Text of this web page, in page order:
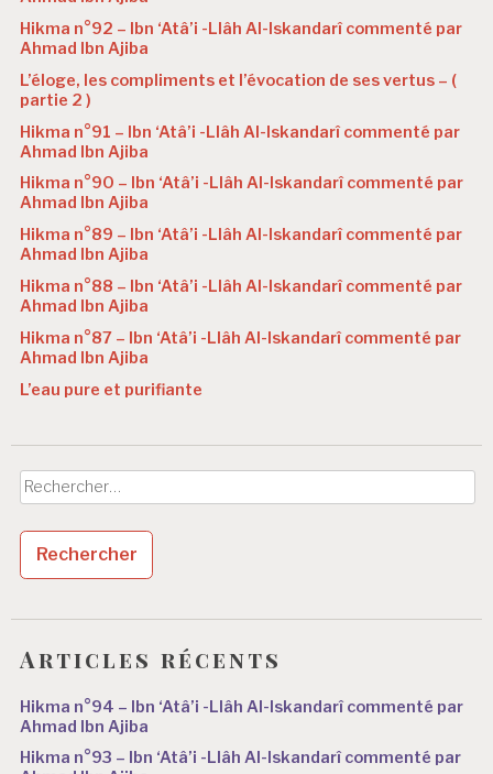
Hikma n°92 – Ibn ‘Atâ’i -Llâh Al-Iskandarî commenté par
Ahmad Ibn Ajiba
L’éloge, les compliments et l’évocation de ses vertus – (
partie 2 )
Hikma n°91 – Ibn ‘Atâ’i -Llâh Al-Iskandarî commenté par
Ahmad Ibn Ajiba
Hikma n°90 – Ibn ‘Atâ’i -Llâh Al-Iskandarî commenté par
Ahmad Ibn Ajiba
Hikma n°89 – Ibn ‘Atâ’i -Llâh Al-Iskandarî commenté par
Ahmad Ibn Ajiba
Hikma n°88 – Ibn ‘Atâ’i -Llâh Al-Iskandarî commenté par
Ahmad Ibn Ajiba
Hikma n°87 – Ibn ‘Atâ’i -Llâh Al-Iskandarî commenté par
Ahmad Ibn Ajiba
L’eau pure et purifiante
Rechercher :
Articles récents
Hikma n°94 – Ibn ‘Atâ’i -Llâh Al-Iskandarî commenté par
Ahmad Ibn Ajiba
Hikma n°93 – Ibn ‘Atâ’i -Llâh Al-Iskandarî commenté par